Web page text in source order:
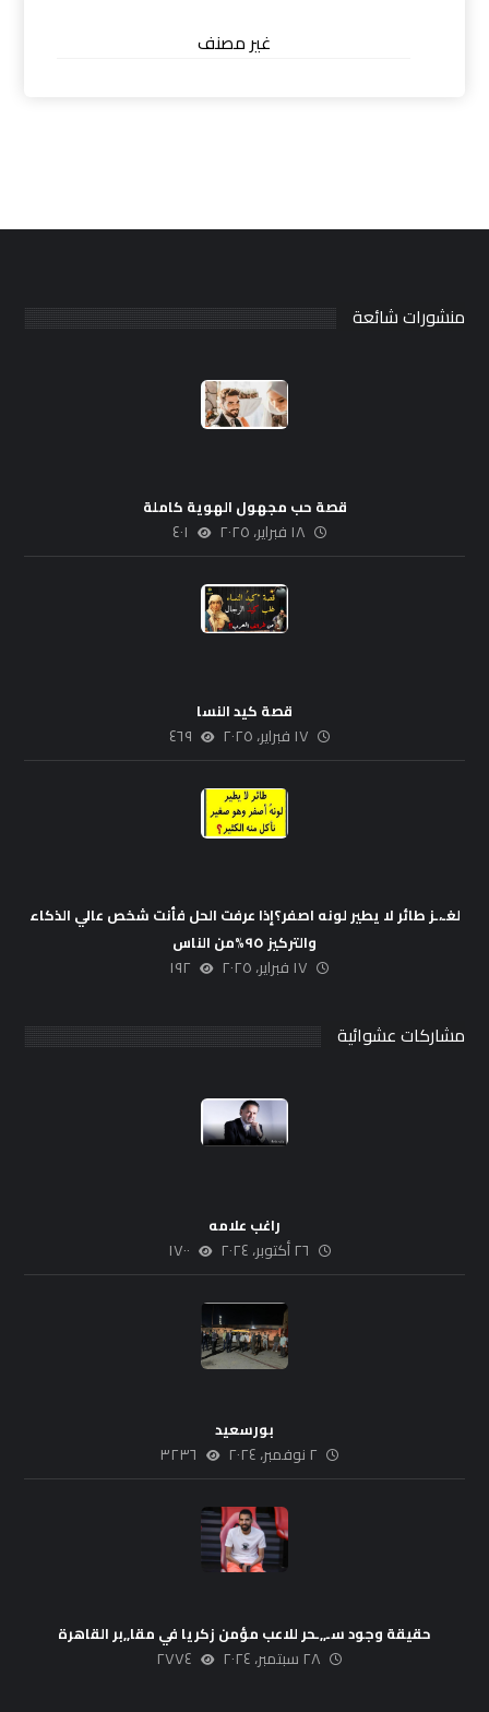
غير مصنف
منشورات شائعة
قصة حب مجهول الهوية كاملة
١٨ فبراير، ٢٠٢٥ ٤٠١
قصة كيد النسا
١٧ فبراير، ٢٠٢٥ ٤٦٩
لغـ،ـز طائر لا يطير لونه اصفر؟إذا عرفت الحل فأنت شخص عالي الذكاء
والتركيز ٩٥%من الناس
١٧ فبراير، ٢٠٢٥ ١٩٢
مشاركات عشوائية
راغب علامه
٢٦ أكتوبر، ٢٠٢٤ ١٧٠٠
بورسعيد
٢ نوفمبر، ٢٠٢٤ ٣٢٣٦
حقيقة وجود سـ,,ـحر للاعب مؤمن زكريا في مقا,,بر القاهرة
٢٨ سبتمبر، ٢٠٢٤ ٢٧٧٤